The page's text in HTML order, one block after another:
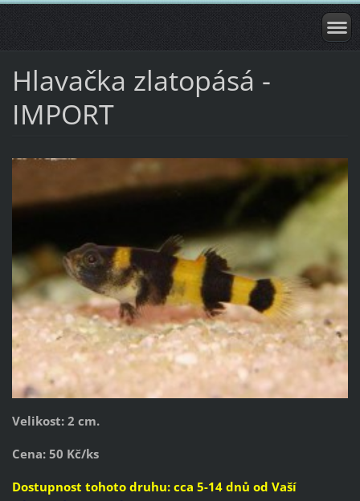
Hlavačka zlatopásá -
IMPORT
Velikost: 2 cm.
Cena: 50 Kč/ks
Dostupnost tohoto druhu: cca 5-14 dnů od Vaší